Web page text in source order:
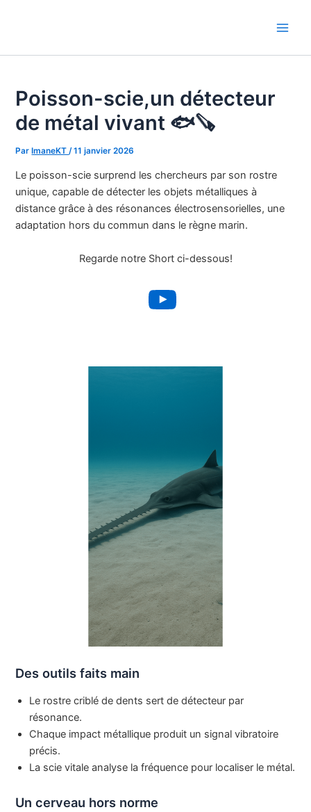
Poisson-scie,un détecteur
de métal vivant 🐟🪚
ParImaneKT /11 janvier 2026
Le poisson-scie surprend les chercheurs par son rostre
unique, capable de détecter les objets métalliques à
distance grâce à des résonances électrosensorielles, une
adaptation hors du commun dans le règne marin.
Regarde notre Short ci-dessous!
YouTube
Des outils faits main
Le rostre criblé de dents sert de détecteur par
résonance.
Chaque impact métallique produit un signal vibratoire
précis.
La scie vitale analyse la fréquence pour localiser le métal.
Un cerveau hors norme